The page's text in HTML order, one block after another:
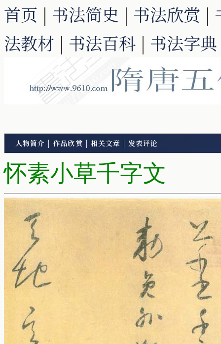
首页 | 书法简史 | 书法欣赏 |
法教材 | 书法百科 | 书法字典
人物简介 | 作品欣赏 | 相关文章 | 发表评论
怀素小草千字文